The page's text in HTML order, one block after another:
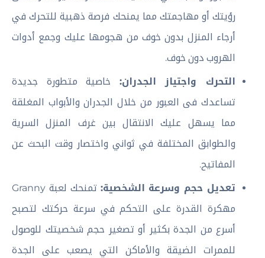
رؤيتك أو مهاجمتك مما يمنحك فرصة ذهبية للتحرك في
أرجاء المنزل بدون خوف من هجومها عليك وجمع أدوات
الهروب دون خوف.
التحرك واجتياز الجدران: خاصية متطورة جديدة
تساعدك فى العبور من خلال الجدران والأبواب المغلقة
مما يسهل عليك الانتقال بين غرف المنزل السرية
والطوابق المختلفة في ثواني واختصار وقت البحث عن
المفاتيح.
تعديل حجم وسرعة الشخصية:
تمنحك لعبة Granny
مهكرة القدرة على التحكم في سرعة حركتك لتصبح
أسرع من الجدة بكثير أو تصغير حجم شخصيتك للوصول
للممرات الضيقة والأماكن التي يصعب على الجدة